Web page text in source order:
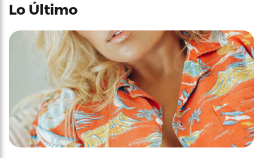
Lo Último